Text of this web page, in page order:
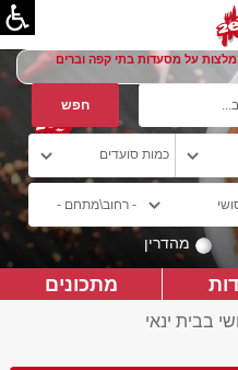
על מסעדות בתי קפה וברים
מהדרין
מתכונים
בבית ינאי